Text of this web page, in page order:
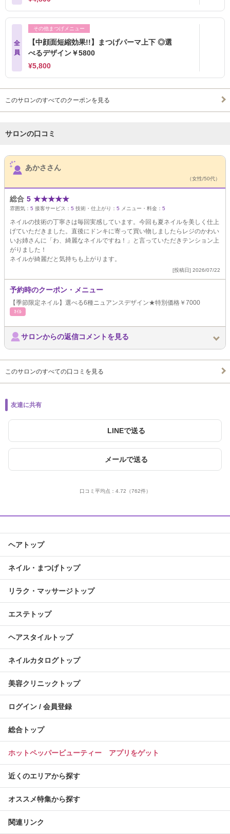
全
員
その他まつげメニュー
【中顔面短縮効果!!】まつげパーマ上下 ◎選
べるデザイン￥5800
¥5,800
このサロンのすべてのクーポンを見る
サロンの口コミ
サロンPick Up
あかささん
（女性/50代）
総合 5 ★★★★★
雰囲気： 5 接客サービス： 5 技術・仕上がり： 5 メニュー・料金： 5
ネイルの技術の丁寧さは毎回実感しています。今回も夏ネイルを美しく仕上
げていただきました。直後にドンキに寄って買い物しましたらレジのかわい
いお姉さんに「わ、綺麗なネイルですね！」と言っていただきテンション上
がりました！
ネイルが綺麗だと気持ちも上がります。
[投稿日] 2026/07/22
予約時のクーポン・メニュー
【季節限定ネイル】選べる6種ニュアンスデザイン★特別価格￥7000
ﾈｲﾙ
サロンからの返信コメントを見る
このサロンのすべての口コミを見る
友達に共有
LINEで送る
メールで送る
口コミ平均点： 4.72 （762件）
ヘアトップ
ネイル・まつげトップ
リラク・マッサージトップ
エステトップ
ヘアスタイルトップ
ネイルカタログトップ
美容クリニックトップ
ログイン / 会員登録
総合トップ
ホットペッパービューティー アプリをゲット
近くのエリアから探す
オススメ特集から探す
関連リンク